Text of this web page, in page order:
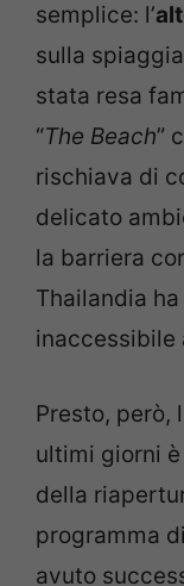
semplice: l’
sulla
stata resa
“The Beach”
rischiava di
delicato
la barriera
Thailandia
inaccessibile
Presto, però,
ultimi giorni
della
programma
avuto